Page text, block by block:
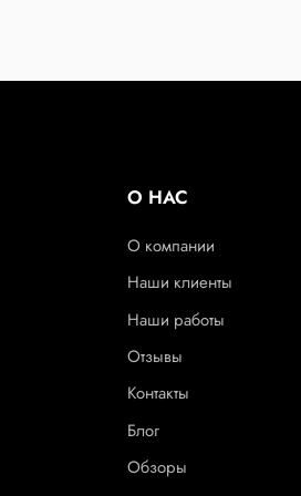
О НАС
О компании
Наши клиенты
Наши работы
Отзывы
Контакты
Блог
Обзоры